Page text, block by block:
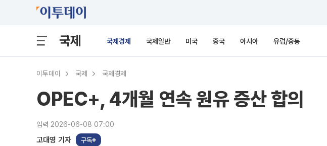
국제 국제경제 국제일반 미국 중국 아시아 유럽/중동
이투데이 국제 국제경제
OPEC+, 4개월 연속 원유 증산 합의
입력 2026-06-08 07:00
고대영 기자 구독